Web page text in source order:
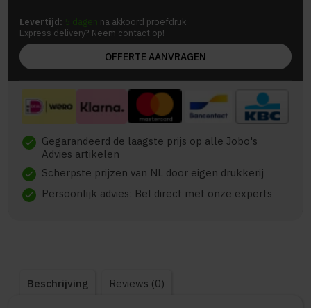
Levertijd: 5 dagen na akkoord proefdruk
Express delivery? Neem contact op!
OFFERTE AANVRAGEN
check Gegarandeerd de laagste prijs op alle Jobo's
Advies artikelen
check Scherpste prijzen van NL door eigen drukkerij
check Persoonlijk advies: Bel direct met onze experts
Beschrijving Reviews (0)